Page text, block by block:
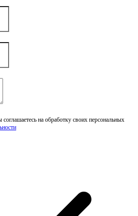
на обработку своих персональных